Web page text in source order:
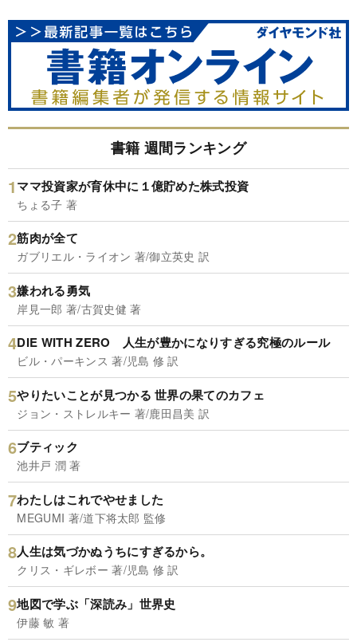
書籍 週間ランキング
ママ投資家が育休中に１億貯めた株式投資
ちょる子 著
筋肉が全て
ガブリエル・ライオン 著/御立英史 訳
嫌われる勇気
岸見一郎 著/古賀史健 著
DIE WITH ZERO 人生が豊かになりすぎる究極のルール
ビル・パーキンス 著/児島 修 訳
やりたいことが見つかる 世界の果てのカフェ
ジョン・ストレルキー 著/鹿田昌美 訳
ブティック
池井戸 潤 著
わたしはこれでやせました
MEGUMI 著/道下将太郎 監修
人生は気づかぬうちにすぎるから。
クリス・ギレボー 著/児島 修 訳
地図で学ぶ「深読み」世界史
伊藤 敏 著